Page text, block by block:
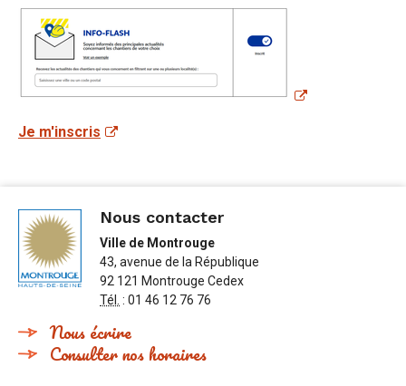
Je m'inscris
Nous contacter
Ville de Montrouge
43, avenue de la République
92 121 Montrouge Cedex
Tél.
: 01 46 12 76 76
Nous écrire
Consulter nos horaires